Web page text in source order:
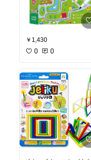
￥1,430
0 0